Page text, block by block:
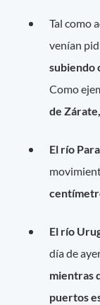
Tal como
venían
subiendo
Como
de
El río
El río
día de
mientras
puertos